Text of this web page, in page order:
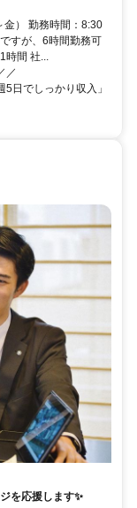
金） 勤務時間：8:30
すが、6時間勤務可
時間 社...
／
5日でしっかり収入」
を応援します✨